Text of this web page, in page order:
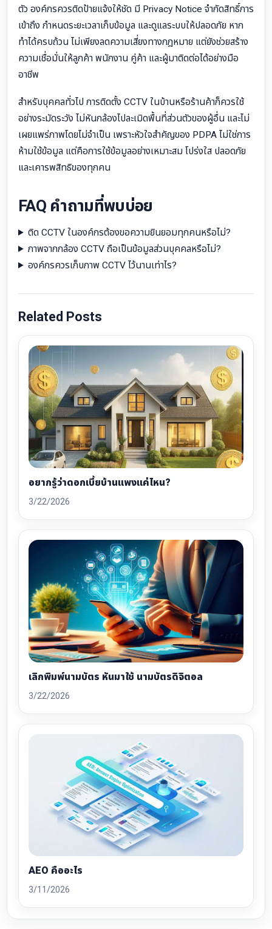
ตัว องค์กรควรติดป้ายแจ้งให้ชัด มี Privacy Notice จำกัดสิทธิ์การ
เข้าถึง กำหนดระยะเวลาเก็บข้อมูล และดูแลระบบให้ปลอดภัย หาก
ทำได้ครบถ้วน ไม่เพียงลดความเสี่ยงทางกฎหมาย แต่ยังช่วยสร้าง
ความเชื่อมั่นให้ลูกค้า พนักงาน คู่ค้า และผู้มาติดต่อได้อย่างมือ
อาชีพ
สำหรับบุคคลทั่วไป การติดตั้ง CCTV ในบ้านหรือร้านค้าก็ควรใช้
อย่างระมัดระวัง ไม่หันกล้องไปละเมิดพื้นที่ส่วนตัวของผู้อื่น และไม่
เผยแพร่ภาพโดยไม่จำเป็น เพราะหัวใจสำคัญของ PDPA ไม่ใช่การ
ห้ามใช้ข้อมูล แต่คือการใช้ข้อมูลอย่างเหมาะสม โปร่งใส ปลอดภัย
และเคารพสิทธิของทุกคน
FAQ คำถามที่พบบ่อย
ติด CCTV ในองค์กรต้องขอความยินยอมทุกคนหรือไม่?
ภาพจากกล้อง CCTV ถือเป็นข้อมูลส่วนบุคคลหรือไม่?
องค์กรควรเก็บภาพ CCTV ไว้นานเท่าไร?
Related Posts
อยากรู้ว่าดอกเบี้ยบ้านแพงแค่ไหน?
3/22/2026
เลิกพิมพ์นามบัตร หันมาใช้ นามบัตรดิจิตอล
3/22/2026
AEO คืออะไร
3/11/2026